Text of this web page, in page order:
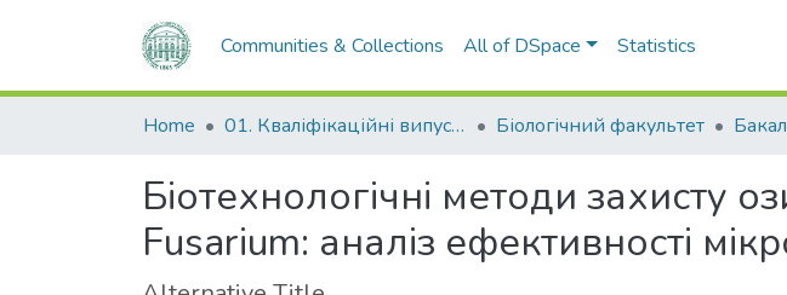
Communities & Collections All of DSpace Statistics
Home 01. Кваліфікаційні випускні роботи здобувачів вищої освіти Біологічний факультет
Біотехнологічні методи захисту
Fusarium: аналіз ефективності